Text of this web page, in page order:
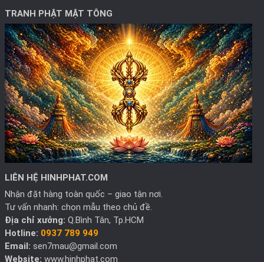
TRANH PHẬT MẬT TÔNG
LIÊN HỆ HINHPHAT.COM
Nhận đặt hàng toàn quốc – giao tận nơi.
Tư vấn nhanh: chọn mẫu theo chủ đề.
Địa chỉ xưởng: Q.Bình Tân, Tp.HCM
Hotline: 0937 789 949
Email: sen7mau@gmail.com
Website: www.hinhphat.com